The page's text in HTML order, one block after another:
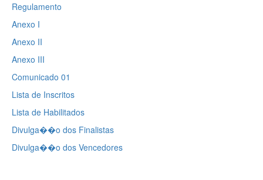
Regulamento
Anexo I
Anexo II
Anexo III
Comunicado 01
Lista de Inscritos
Lista de Habilitados
Divulga��o dos Finalistas
Divulga��o dos Vencedores